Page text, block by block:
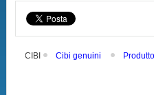
CIBI Cibi genuini